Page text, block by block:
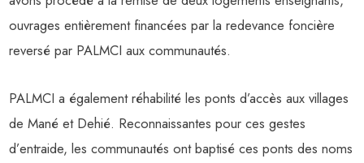
ouvrages entièrement financées par la redevance foncière
reversé par PALMCI aux communautés.
PALMCI a également réhabilité les ponts d’accès aux villages
de Mané et Dehié. Reconnaissantes pour ces gestes
d’entraide, les communautés ont baptisé ces ponts des noms